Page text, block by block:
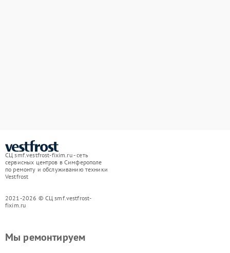
СЦ smf.vestfrost-fixim.ru - сеть
сервисных центров в Симферополе
по ремонту и обслуживанию техники
Vestfrost
2021-2026 © СЦ smf.vestfrost-
fixim.ru
Мы ремонтируем